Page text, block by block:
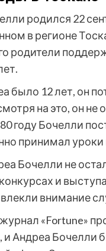
родился 22
в регионе
родители
было 12 лет, он
на это, он
году Бочелли
принимал уроки
Бочелли не
и
внимание
«Fortune»
и Андреа